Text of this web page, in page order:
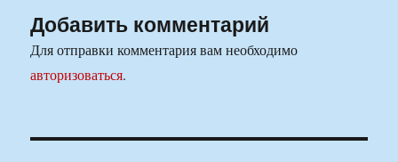
Добавить комментарий
Для отправки комментария вам необходимо
авторизоваться.